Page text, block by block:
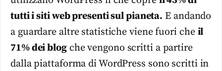
tutti i siti web presenti sul pianeta. E andando
a guardare altre statistiche viene fuori che il
71% dei blogche vengono scritti a partire
dalla piattaforma di WordPress sono scritti in